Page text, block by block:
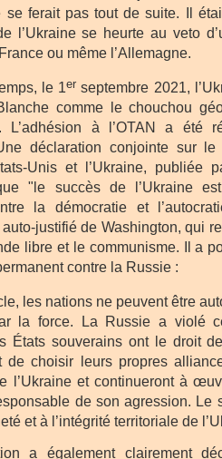
se ferait pas tout de suite. Il
l’Ukraine se heurte au veto
ou même l’Allemagne.
le 1er septembre 2021,
comme le chouchou
L’adhésion à l’OTAN a été
déclaration conjointe sur le
Unis et l’Ukraine, publiée
"le succès de l’Ukraine
la démocratie et
justifié de Washington, qui
libre et le communisme. Il a
contre la Russie :
les nations ne peuvent être
la force. La Russie a violé
États souverains ont le droit
de choisir leurs propres
l’Ukraine et continueront à
de son agression. Le
et à l’intégrité territoriale de
a également clairement